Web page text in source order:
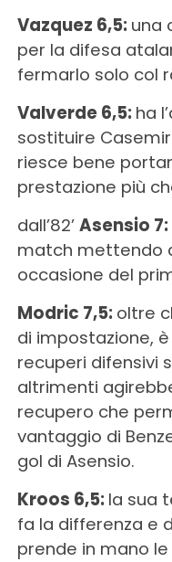
Vazquez 6,5: una
per la difesa
fermarlo solo col
Valverde 6,5: ha
sostituire
riesce bene
prestazione più
dall’82’ Asensio 7:
match mettendo
occasione del
Modric 7,5: oltre
di impostazione,
recuperi difensivi
altrimenti
recupero che
vantaggio di
gol di Asensio.
Kroos 6,5: la sua
fa la differenza e
prende in mano